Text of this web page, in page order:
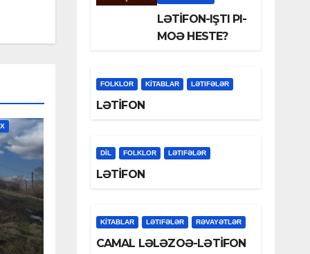
LƏTİFON-IŞTI PI-
MOƏ HESTE?
FOLKLOR KİTABLAR LƏTIFƏLƏR
LƏTİFON
DİL FOLKLOR LƏTIFƏLƏR
LƏTİFON
KİTABLAR LƏTIFƏLƏR RƏVAYƏTLƏR
CAMAL LƏLƏZOƏ-LƏTİFON